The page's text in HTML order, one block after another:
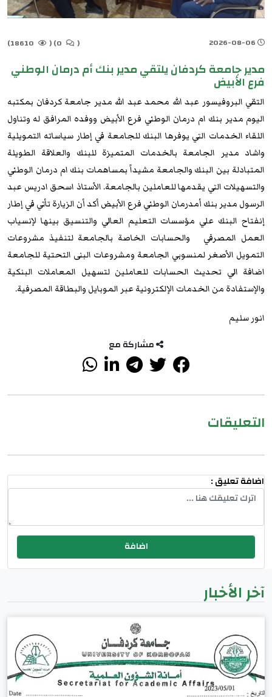
(
(
مدير جامعة كردفان يلتقي مدير بنك أم درمان الوطني
فرع الأبيض
التقي البروفيسور عبد الله محمد عبد الله مدير جامعة كردفان بمكتبه
اليوم مدير بنك ام درمان الوطني فرع الأبيض ووفده المرافق له وتناول
اللقاء الخدمات التي يوفرها البنك للجامعة في إطار سياساته التمويلية
واشاد مدير الجامعة بالخدمات المتميزة للبنك والعلاقة الطويلة
المتبادلة بين البنك والجامعة مشيداً بمساهمات بنك ام درمان الوطني
والتسهيلات التي يقدمها للعاملين بالجامعة. الأستاذ اسحق ادريس عبد
الرسول مدير بنك أمدرمان الوطني فرع الأبيض أكد أن الزيارة تأتي في إطار
إنفتاح البنك علي مؤسسات التعليم العالي والتنسيق بينها لإنسياب
العمل المصرفي والحسابات الخاصة بالجامعة لتنفيذ مشروعات
التمويل الأصغر لمنسوبي الجامعة ومشروعات البنى التحتية للجامعة
اضافة الي تحديث الحسابات للعاملين لتسهيل المعاملات البنكية
والإستفادة من الخدمات الإلكترونية عبر الموبايل والبطاقة المصرفية.
انور سليم
مشاركة مع
التعليقات
اضافة تعليق :
آخر الأخبار